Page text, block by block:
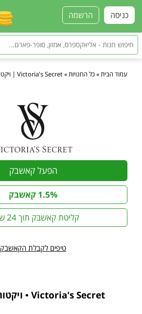
הרשמה כניסה
עמוד הבית »כל החנויות »Victoria's Secret | ויקטוריה סיקרט
הפעל קאשבק
1.5% קאשבק
קליטת קאשבק תוך 24 שעות
טיפים לקבלת הקאשבק
Victoria's Secret • ויקטוריה סיקרט